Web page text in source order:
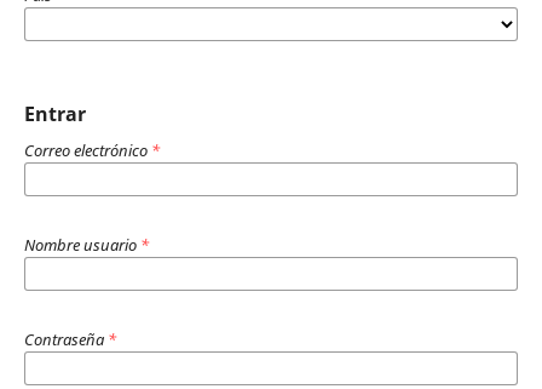
Entrar
Correo electrónico *
Nombre usuario *
Contraseña *